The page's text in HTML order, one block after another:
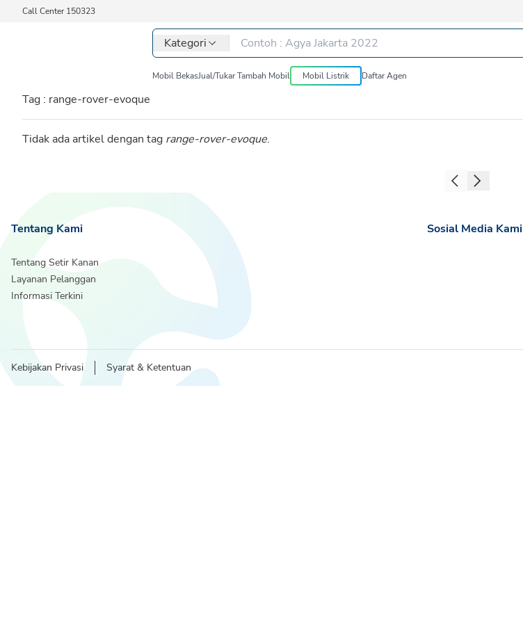
Call Center 150323
Kategori
Mobil BekasJual/Tukar Tambah Mobil Mobil Listrik Daftar Agen
Tag : range-rover-evoque
Tidak ada artikel dengan tag range-rover-evoque.
Tentang Kami
Tentang Setir Kanan
Layanan Pelanggan
Informasi Terkini
Sosial Media Kami
Kebijakan Privasi Syarat & Ketentuan